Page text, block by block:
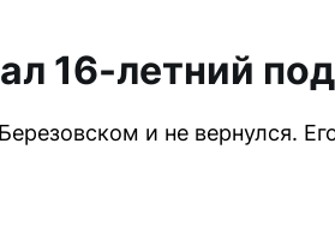
16-летний
и не вернулся.